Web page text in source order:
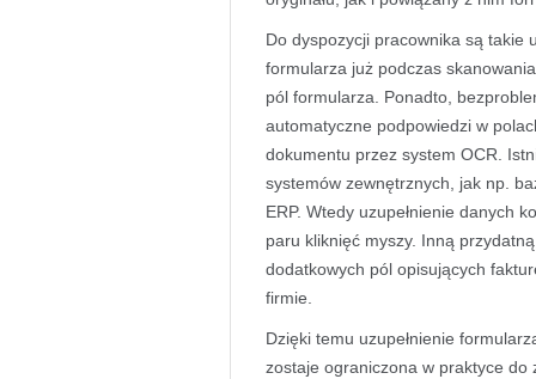
Do dyspozycji pracownika są takie
formularza już podczas
pól formularza. Ponadto,
automatyczne podpowiedzi w
dokumentu przez system OCR.
systemów zewnętrznych, jak np.
ERP. Wtedy uzupełnienie danych
paru kliknięć myszy. Inną
dodatkowych pól opisujących
firmie.
Dzięki temu uzupełnienie
zostaje ograniczona w praktyce